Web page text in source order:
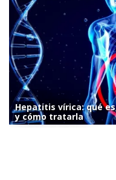
Hepatitis vírica: qué
y cómo tratarla